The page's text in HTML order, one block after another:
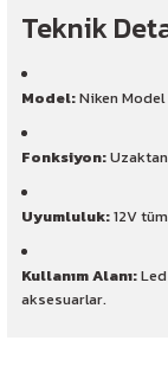
Teknik
Model:Niken Model
Fonksiyon:
Uyumluluk:12V
Kullanım Alanı:
aksesuarlar.